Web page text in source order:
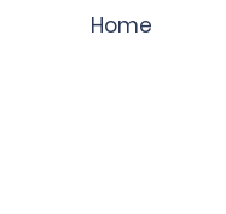
Home